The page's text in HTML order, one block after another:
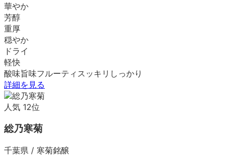
華やか
芳醇
重厚
穏やか
ドライ
軽快
酸味旨味フルーティ スッキリ しっかり
詳細を見る
人気 12位
総乃寒菊
千葉県 / 寒菊銘醸